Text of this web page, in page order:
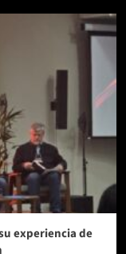
experiencia de